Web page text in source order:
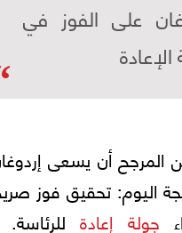
على الفوز في
المرجح أن يسعى
اليوم: تحقيق فوز
جولة إعادةللرئاسة.